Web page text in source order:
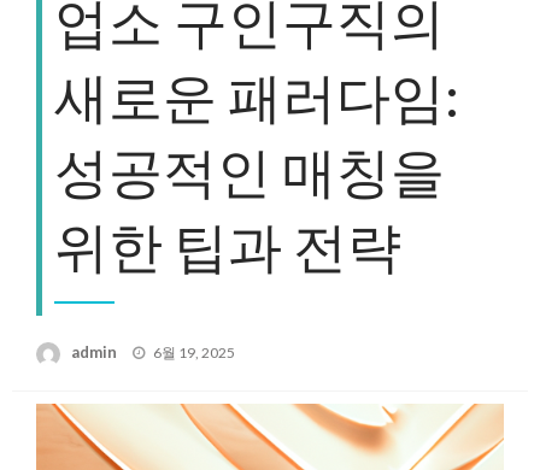
업소 구인구직의
새로운 패러다임:
성공적인 매칭을
위한 팁과 전략
admin
Posted
6월 19, 2025